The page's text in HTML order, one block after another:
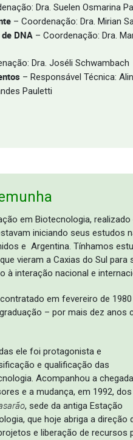
Dra. Suelen Osmarina
– Coordenação: Dra. Mirian
DNA – Coordenação: Dra.
Dra. Joséli Schwambach
– Responsável Técnica:
Pauletti
em Biotecnologia,
iniciando seus estudos
e Argentina. Tínhamos
vieram a Caxias do Sul
à interação nacional e
em fevereiro de
– por mais dez
ele foi protagonista e
e qualificação das
Acompanhou a
e a mudança, em 1992, dos
, sede da antiga Estação
que hoje abriga a
e liberação de